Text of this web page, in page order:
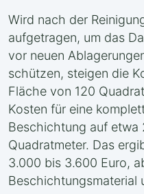
Wird nach der
aufgetragen, um das
vor neuen
schützen, steigen die
Fläche von 120
Kosten für eine
Beschichtung auf etwa
Quadratmeter. Das
3.000 bis 3.600 Euro,
Beschichtungsmaterial